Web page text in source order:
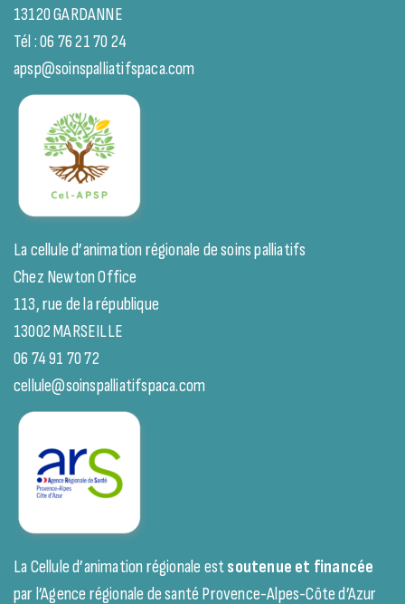
13120 GARDANNE
Tél : 06 76 21 70 24
apsp@soinspalliatifspaca.com
La cellule d’animation régionale de soins palliatifs
Chez Newton Office
113, rue de la république
13002 MARSEILLE
06 74 91 70 72
cellule@soinspalliatifspaca.com
La Cellule d’animation régionale estsoutenue et financée
par l’Agence régionale de santé Provence-Alpes-Côte d’Azur